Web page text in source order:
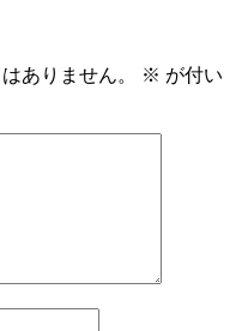
ありません。 ※ が付い